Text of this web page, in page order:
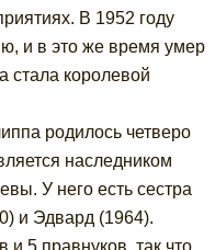
В 1952 году
и в это же время умер
стала королевой
родилось четверо
наследником
У него есть сестра
и Эдвард (1964).
и 5 правнуков, так что